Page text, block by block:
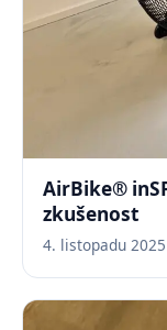
AirBike®
zkušenost
4. listopadu 2025